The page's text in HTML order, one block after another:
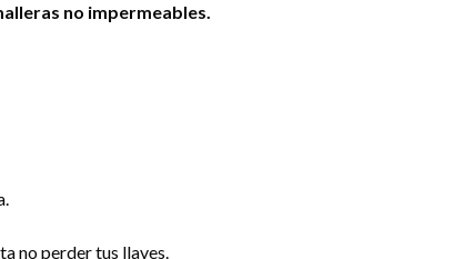
no impermeables.
no perder tus llaves.